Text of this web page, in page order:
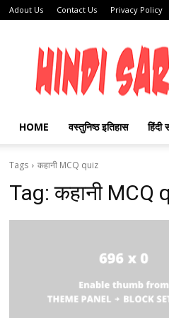
Adout Us Contact Us Privacy Policy
HINDI
SARANG
HOME वस्तुनिष्ठ इतिहास हिंदी
Tags कहानी MCQ quiz
Tag:कहानी MCQ